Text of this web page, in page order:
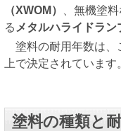
（XWOM）
、無機塗
る メタルハライドラン
塗料の耐用年数は、
上で決定されています
塗料の種類と